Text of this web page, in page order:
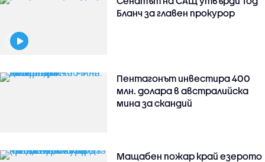
Бланч за главен прокурор
Пентагонът инвестира 400
млн. долара в австралийска
мина за скандий
Мащабен пожар край езерото